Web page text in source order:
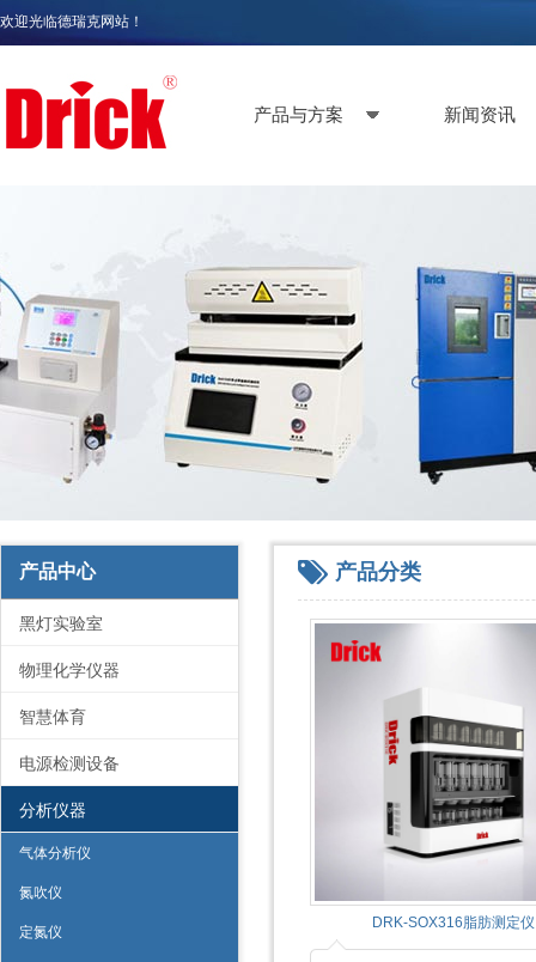
欢迎光临德瑞克网站！
产品与方案 新闻资讯
产品中心
黑灯实验室
物理化学仪器
智慧体育
电源检测设备
分析仪器
气体分析仪
氮吹仪
定氮仪
产品分类
DRK-SOX316脂肪测定仪